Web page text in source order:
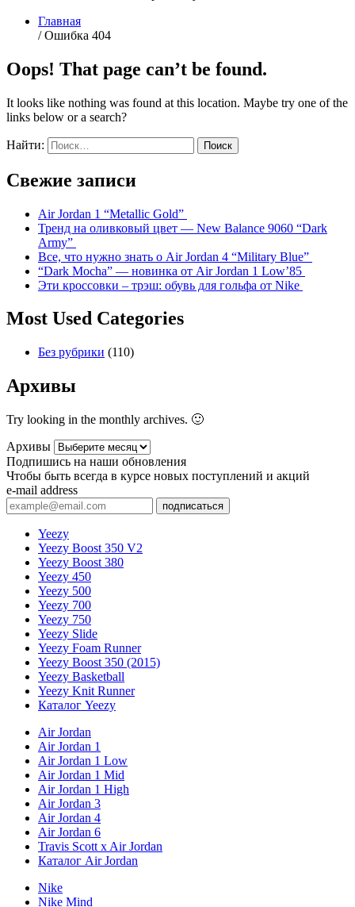
Главная
/ Ошибка 404
Oops! That page can’t be found.
It looks like nothing was found at this location. Maybe try one of the
links below or a search?
Найти:
Свежие записи
Air Jordan 1 “Metallic Gold”
Тренд на оливковый цвет — New Balance 9060 “Dark
Army”
Все, что нужно знать о Air Jordan 4 “Military Blue”
“Dark Mocha” — новинка от Air Jordan 1 Low’85
Эти кроссовки – трэш: обувь для гольфа от Nike
Most Used Categories
Без рубрики (110)
Архивы
Try looking in the monthly archives. 🙂
Архивы
Подпишись на наши обновления
Чтобы быть всегда в курсе новых поступлений и акций
e-mail address
подписаться
Yeezy
Yeezy Boost 350 V2
Yeezy Boost 380
Yeezy 450
Yeezy 500
Yeezy 700
Yeezy 750
Yeezy Slide
Yeezy Foam Runner
Yeezy Boost 350 (2015)
Yeezy Basketball
Yeezy Knit Runner
Каталог Yeezy
Air Jordan
Air Jordan 1
Air Jordan 1 Low
Air Jordan 1 Mid
Air Jordan 1 High
Air Jordan 3
Air Jordan 4
Air Jordan 6
Travis Scott x Air Jordan
Каталог Air Jordan
Nike
Nike Mind